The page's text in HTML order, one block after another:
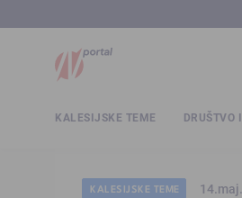
KALESIJSKE TEME DRUŠTVO
KALESIJSKE TEME